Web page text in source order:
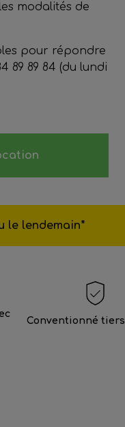
modalités de
pour répondre
89 89 84 (du lundi
le lendemain*
Conventionné